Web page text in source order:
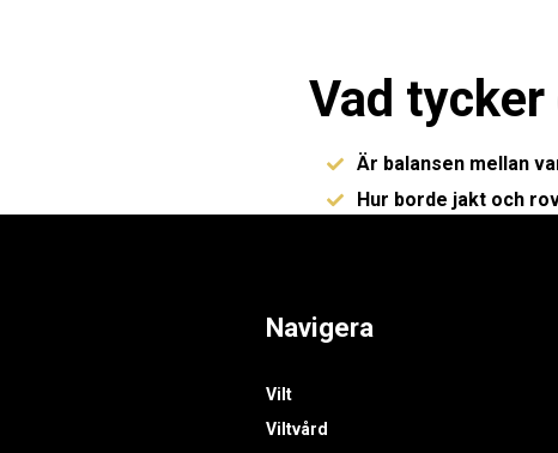
Vad tycker
Är balansen mellan
Hur borde jakt och
Navigera
Vilt
Viltvård